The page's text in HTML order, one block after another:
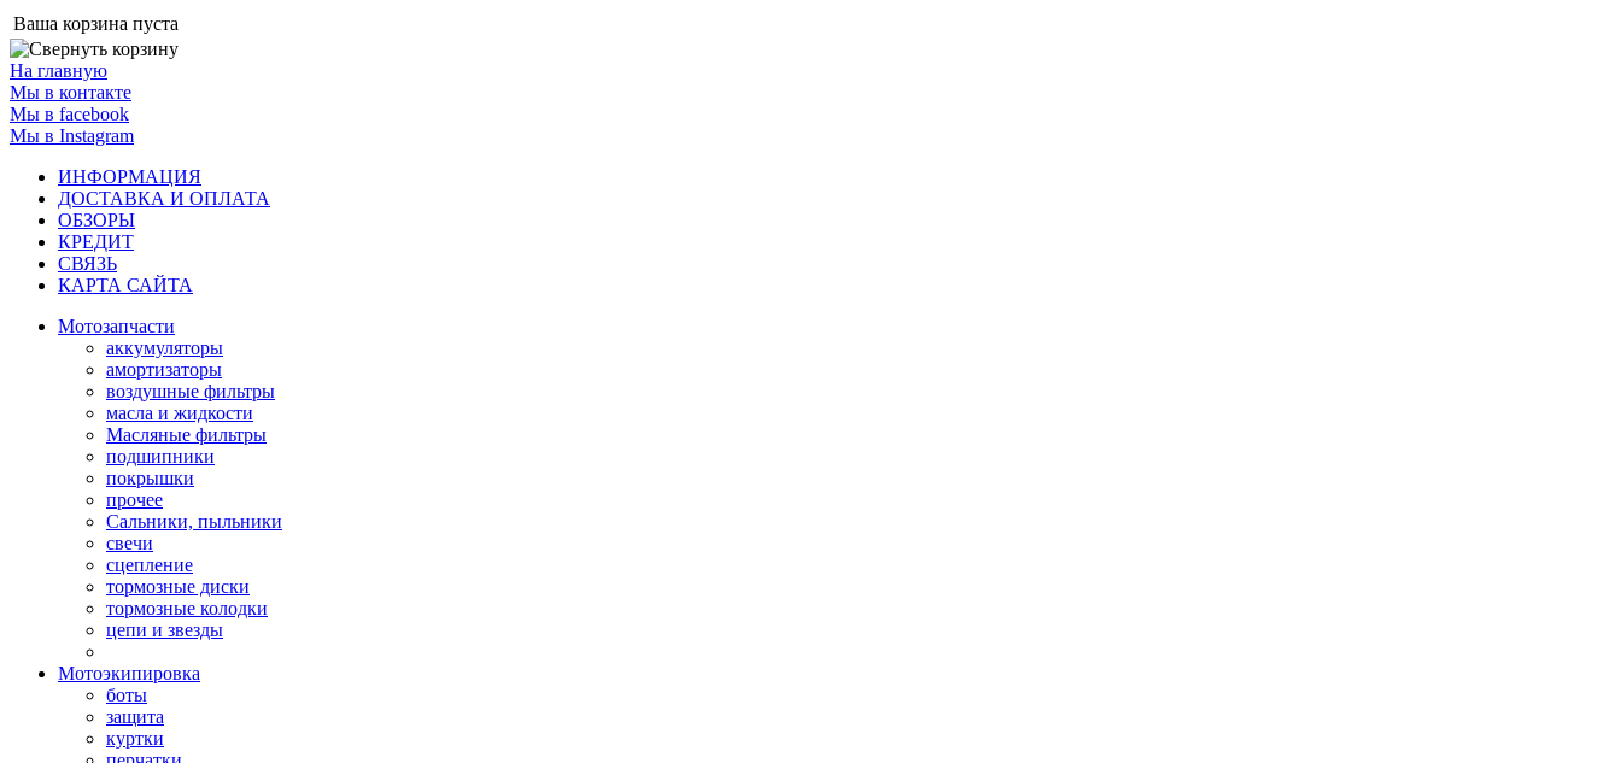
Ваша корзина пуста
На главную
Мы в контакте
Мы в facebook
Мы в Instagram
ИНФОРМАЦИЯ
ДОСТАВКА И ОПЛАТА
ОБЗОРЫ
КРЕДИТ
СВЯЗЬ
КАРТА САЙТА
Мотозапчасти
аккумуляторы
амортизаторы
воздушные фильтры
масла и жидкости
Масляные фильтры
подшипники
покрышки
прочее
Сальники, пыльники
свечи
сцепление
тормозные диски
тормозные колодки
цепи и звезды
Мотоэкипировка
боты
защита
куртки